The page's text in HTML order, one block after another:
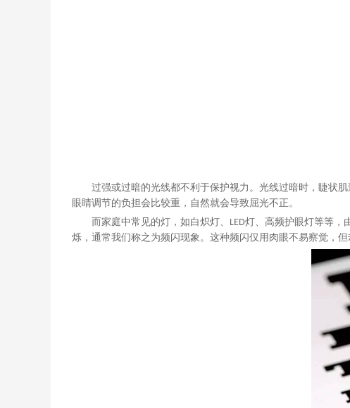
过强或过暗的光线都不利于保护视力。光线过暗时，睫状
眼睛调节的负担会比较重，自然就会导致屈光不正。
而家庭中常见的灯，如白炽灯、 LED灯、高频护眼灯等等，
烁，通常我们称之为频闪现象。这种频闪仅用肉眼不易察觉，